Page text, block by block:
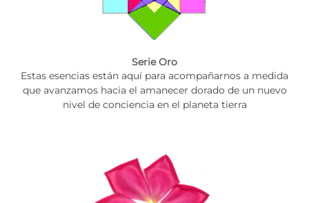
Serie Oro
Estas esencias están aquí para acompañarnos a medida
que avanzamos hacia el amanecer dorado de un nuevo
nivel de conciencia en el planeta tierra